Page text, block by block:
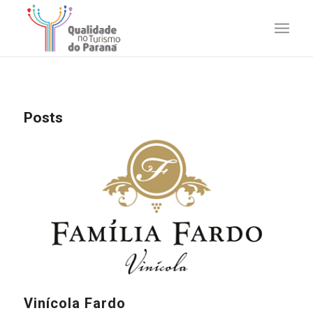
Posts
Vinícola Fardo